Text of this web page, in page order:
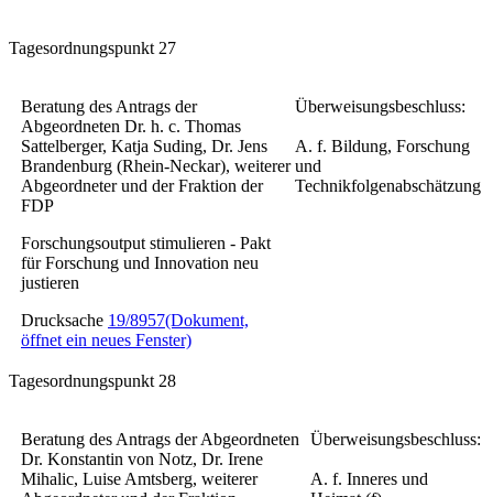
Tagesordnungspunkt 27
Beratung des Antrags der
Abgeordneten Dr. h. c. Thomas
Sattelberger, Katja Suding, Dr. Jens
Brandenburg (Rhein-Neckar), weiterer
Abgeordneter und der Fraktion der
FDP
Forschungsoutput stimulieren - Pakt
für Forschung und Innovation neu
justieren
Drucksache 19/8957(Dokument,
öffnet ein neues Fenster)
Überweisungsbeschluss:
A. f. Bildung, Forschung
und
Technikfolgenabschätzung
Tagesordnungspunkt 28
Beratung des Antrags der Abgeordneten
Dr. Konstantin von Notz, Dr. Irene
Mihalic, Luise Amtsberg, weiterer
Überweisungsbeschluss:
A. f. Inneres und